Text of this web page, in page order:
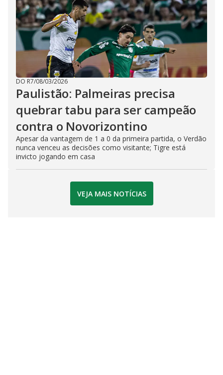
DO R7/08/03/2026
Paulistão: Palmeiras precisa
quebrar tabu para ser campeão
contra o Novorizontino
Apesar da vantagem de 1 a 0 da primeira partida, o Verdão
nunca venceu as decisões como visitante; Tigre está
invicto jogando em casa
VEJA MAIS NOTÍCIAS